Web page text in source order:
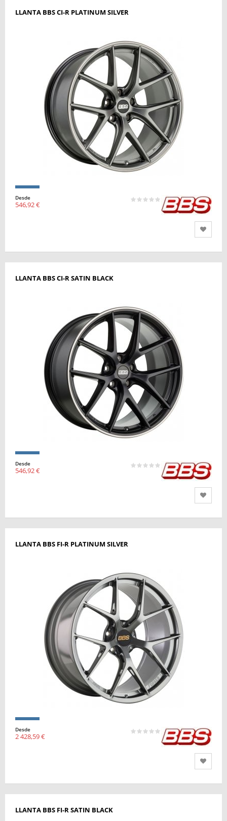
LLANTA BBS CI-R PLATINUM SILVER
Desde
546,92 €
LLANTA BBS CI-R SATIN BLACK
Desde
546,92 €
LLANTA BBS FI-R PLATINUM SILVER
Desde
2 428,59 €
LLANTA BBS FI-R SATIN BLACK